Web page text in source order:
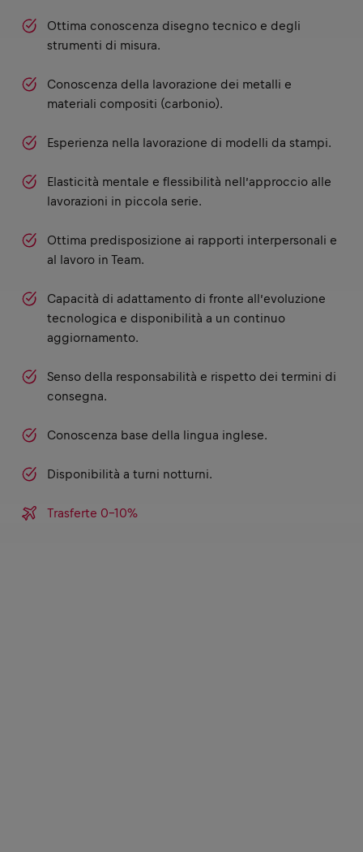
Ottima conoscenza disegno tecnico e degli
strumenti di misura.
Conoscenza della lavorazione dei metalli e
materiali compositi (carbonio).
Esperienza nella lavorazione di modelli da stampi.
Elasticità mentale e flessibilità nell’approccio alle
lavorazioni in piccola serie.
Ottima predisposizione ai rapporti interpersonali e
al lavoro in Team.
Capacità di adattamento di fronte all’evoluzione
tecnologica e disponibilità a un continuo
aggiornamento.
Senso della responsabilità e rispetto dei termini di
consegna.
Conoscenza base della lingua inglese.
Disponibilità a turni notturni.
Trasferte 0-10%